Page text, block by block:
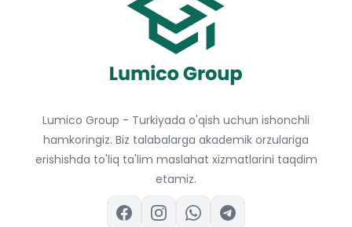
Lumico Group - Turkiyada o'qish uchun ishonchli
hamkoringiz. Biz talabalarga akademik orzulariga
erishishda to'liq ta'lim maslahat xizmatlarini taqdim
etamiz.